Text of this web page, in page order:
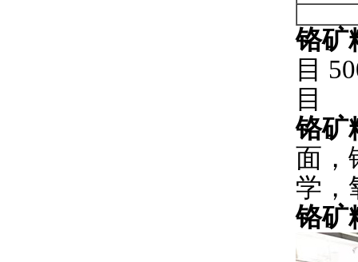
铬矿
目
目
铬矿
面，
学，
铬矿